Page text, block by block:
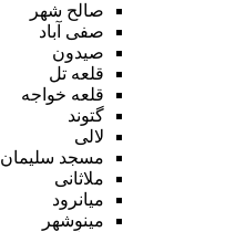
صالح شهر
صفی آباد
صیدون
قلعه تل
قلعه خواجه
گتوند
لالی
مسجد سلیمان
ملاثانی
میانرود
مینوشهر